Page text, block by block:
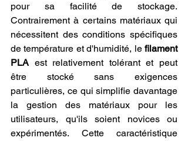
pour sa facilité de stockage.
Contrairement à certains matériaux qui
nécessitent des conditions spécifiques
de température et d'humidité, le filament
PLA est relativement tolérant et peut
être stocké sans exigences
particulières, ce qui simplifie davantage
la gestion des matériaux pour les
utilisateurs, qu'ils soient novices ou
expérimentés. Cette caractéristique